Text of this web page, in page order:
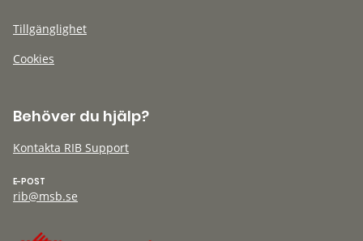
Tillgänglighet
Cookies
Behöver du hjälp?
Kontakta RIB Support
E-POST
rib@msb.se